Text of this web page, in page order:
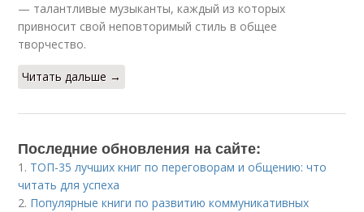
— талантливые музыканты, каждый из которых
привносит свой неповторимый стиль в общее
творчество.
Читать дальше →
Последние обновления на сайте:
1. ТОП-35 лучших книг по переговорам и общению: что
читать для успеха
2. Популярные книги по развитию коммуникативных